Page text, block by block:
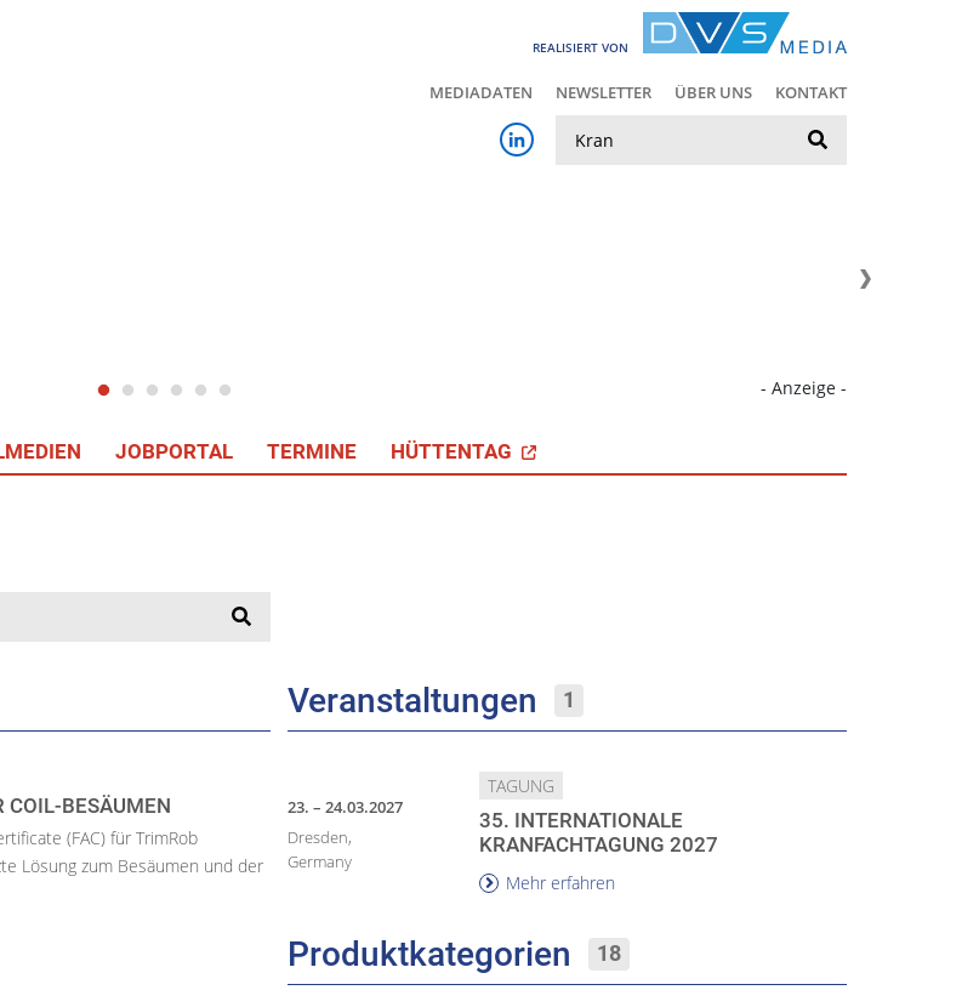
REALISIERT VON
MEDIADATEN NEWSLETTER ÜBER UNS KONTAKT
- Anzeige -
JOBPORTAL TERMINE HÜTTENTAG
COIL-BESÄUMEN
(FAC) für TrimRob
Lösung zum Besäumen und der
Veranstaltungen 1
23. – 24.03.2027
Dresden,
Germany
TAGUNG
35. INTERNATIONALE
KRANFACHTAGUNG 2027
Mehr erfahren
Produktkategorien 18